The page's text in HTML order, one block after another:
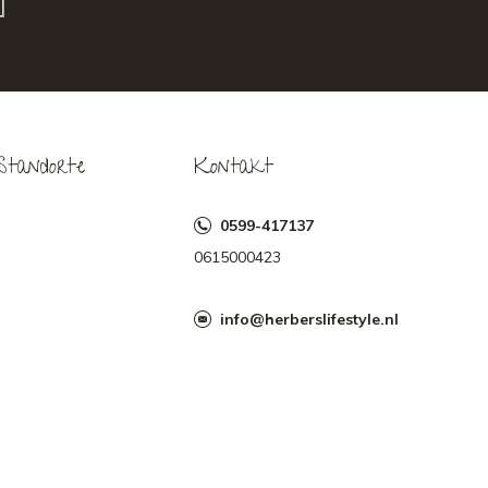
Kontakt
0599-417137
0615000423
info@herberslifestyle.nl